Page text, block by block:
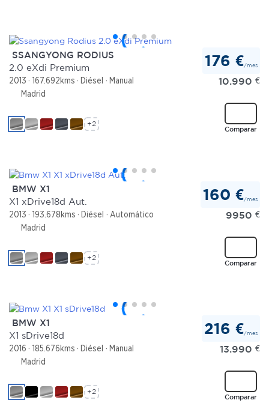
SSANGYONG RODIUS
2.0 eXdi Premium
2013 167.692kms Diésel
Manual
Madrid
176 €/mes
10.990 €
Comparar
+2
BMW X1
X1 xDrive18d Aut.
2013 193.678kms Diésel
Automático
Madrid
160 €/mes
9950 €
Comparar
+2
BMW X1
X1 sDrive18d
2016 185.676kms Diésel
Manual
Madrid
216 €/mes
13.990 €
Comparar
+2